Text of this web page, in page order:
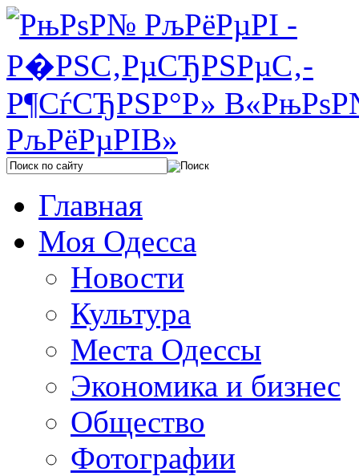
Главная
Моя Одесса
Новости
Культура
Места Одессы
Экономика и бизнес
Общество
Фотографии